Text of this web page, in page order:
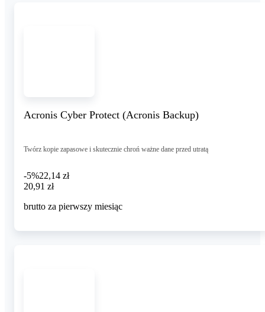
Acronis Cyber Protect (Acronis Backup)
Twórz kopie zapasowe i skutecznie chroń ważne dane przed utratą
-5%22,14 zł
20,91 zł
20,91 zł
brutto za pierwszy miesiąc